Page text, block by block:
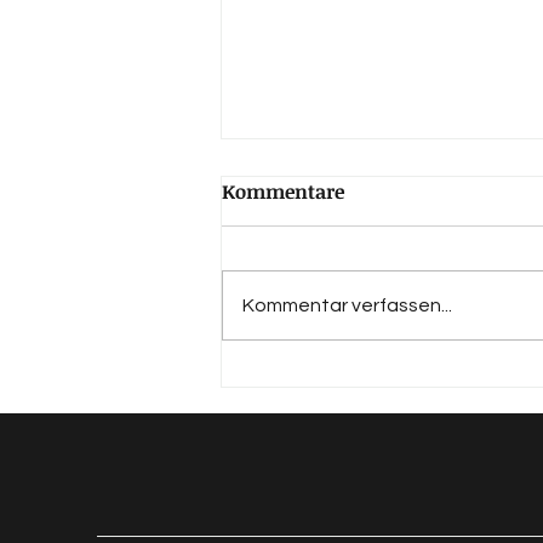
Qualität vor Quantität
Kommentare
Kommentar verfassen...